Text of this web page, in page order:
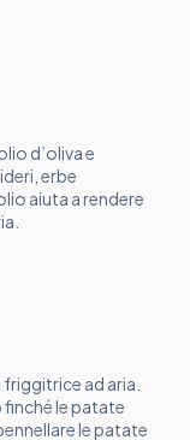
d’oliva e
erbe
aiuta a rendere
ad aria.
le patate
le patate